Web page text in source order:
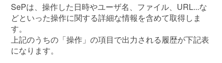
SePは、操作した日時やユーザ名、ファイル、URL...な
どといった操作に関する詳細な情報を含めて取得しま
す。
上記のうちの「操作」の項目で出力される履歴が下記表
になります。